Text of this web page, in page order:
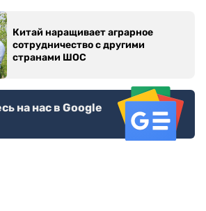
Китай наращивает аграрное
сотрудничество с другими
странами ШОС
на нас в Google